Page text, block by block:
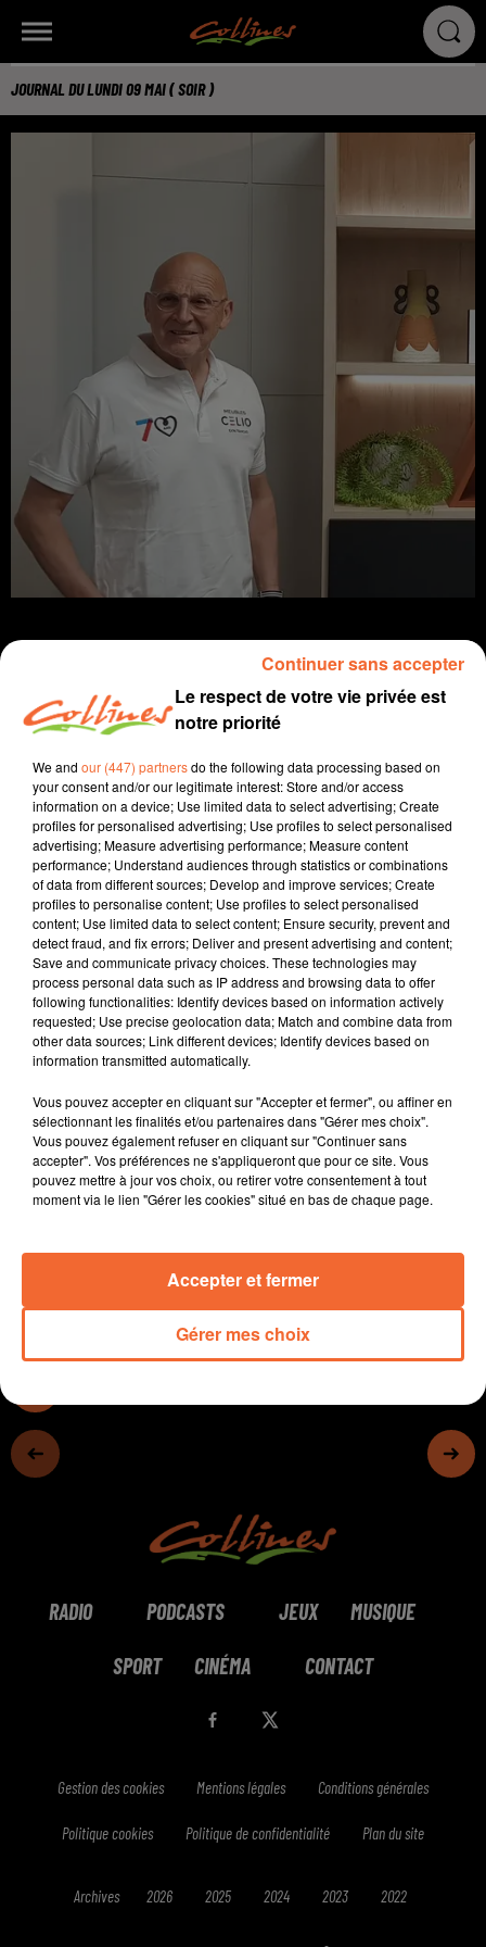
JOURNAL DU LUNDI 09 MAI ( SOIR )
Infos
9 mai 2022 - 9 min 29 sec
JOURNAL DU LUNDI 09 MAI ( SOIR )
Patrice Bémanangy
L'info près de chez vous.
Une jeune courlitaise lance une cagnotte sur internet
pour que son père, gravement malade et actuellement
hospitalisé puisse retrouver son logement. Mais des
aménagements spécifiques sont nécessaires.
Les 70 ans des Meubles Célio à La Chapelle St Laurent
célébrés cette fin de semaine. Le grand public est invité
samedi matin lors des portes ouvertes ( photo ).
Le restaurant Fanfan de Mauléon change de nom. Il
devient " Le midi 30 " et est désormais dirigé par
Matthieu Amiot.
Les fans de Johnny seront ravis. Un concert hommage
à leur idole disparu il y a presque 5 ans sera donné à
RADIO PODCASTS JEUX MUSIQUE
SPORT CINÉMA CONTACT
Gestion des cookies Mentions légales Conditions générales
Politique cookies Politique de confidentialité Plan du site
Archives 2026 2025 2024 2023 2022
Le respect de votre vie privée est
notre priorité
We and our (447) partnersdo the following data processing based on
your consent and/or our legitimate interest: Store and/or access
information on a device; Use limited data to select advertising; Create
profiles for personalised advertising; Use profiles to select personalised
advertising; Measure advertising performance; Measure content
performance; Understand audiences through statistics or combinations
of data from different sources; Develop and improve services; Create
profiles to personalise content; Use profiles to select personalised
content; Use limited data to select content; Ensure security, prevent and
detect fraud, and fix errors; Deliver and present advertising and content;
Save and communicate privacy choices. These technologies may
process personal data such as IP address and browsing data to offer
following functionalities: Identify devices based on information actively
requested; Use precise geolocation data; Match and combine data from
other data sources; Link different devices; Identify devices based on
information transmitted automatically.
Vous pouvez accepter en cliquant sur "Accepter et fermer", ou affiner en
sélectionnant les finalités et/ou partenaires dans "Gérer mes choix".
Vous pouvez également refuser en cliquant sur "Continuer sans
accepter". Vos préférences ne s'appliqueront que pour ce site. Vous
pouvez mettre à jour vos choix, ou retirer votre consentement à tout
moment via le lien "Gérer les cookies" situé en bas de chaque page.
Gérer mes choix
Accepter et fermer
Continuer sans accepter